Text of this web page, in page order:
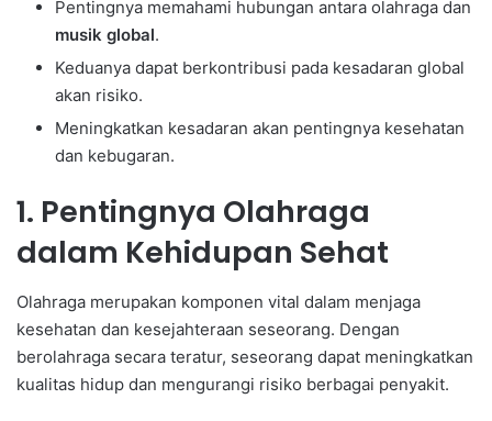
Pentingnya memahami hubungan antara olahraga dan
musik global.
Keduanya dapat berkontribusi pada kesadaran global
akan risiko.
Meningkatkan kesadaran akan pentingnya kesehatan
dan kebugaran.
1. Pentingnya Olahraga
dalam Kehidupan Sehat
Olahraga merupakan komponen vital dalam menjaga
kesehatan dan kesejahteraan seseorang. Dengan
berolahraga secara teratur, seseorang dapat meningkatkan
kualitas hidup dan mengurangi risiko berbagai penyakit.